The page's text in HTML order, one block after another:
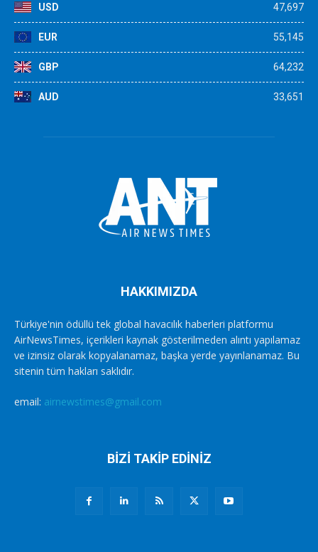
USD 47,697
EUR 55,145
GBP 64,232
AUD 33,651
HAKKIMIZDA
Türkiye'nin ödüllü tek global havacılık haberleri platformu
AirNewsTimes, içerikleri kaynak gösterilmeden alıntı yapılamaz
ve izinsiz olarak kopyalanamaz, başka yerde yayınlanamaz. Bu
sitenin tüm hakları saklıdır.
email: airnewstimes@gmail.com
BİZİ TAKİP EDİNİZ